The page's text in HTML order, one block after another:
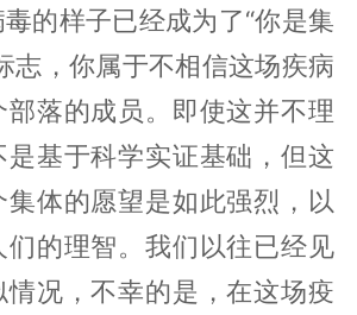
的样子已经成为了“你是集
志，你属于不相信这场疾病
部落的成员。即使这并不理
基于科学实证基础，但这
体的愿望是如此强烈，以
们的理智。我们以往已经见
况，不幸的是，在这场疫